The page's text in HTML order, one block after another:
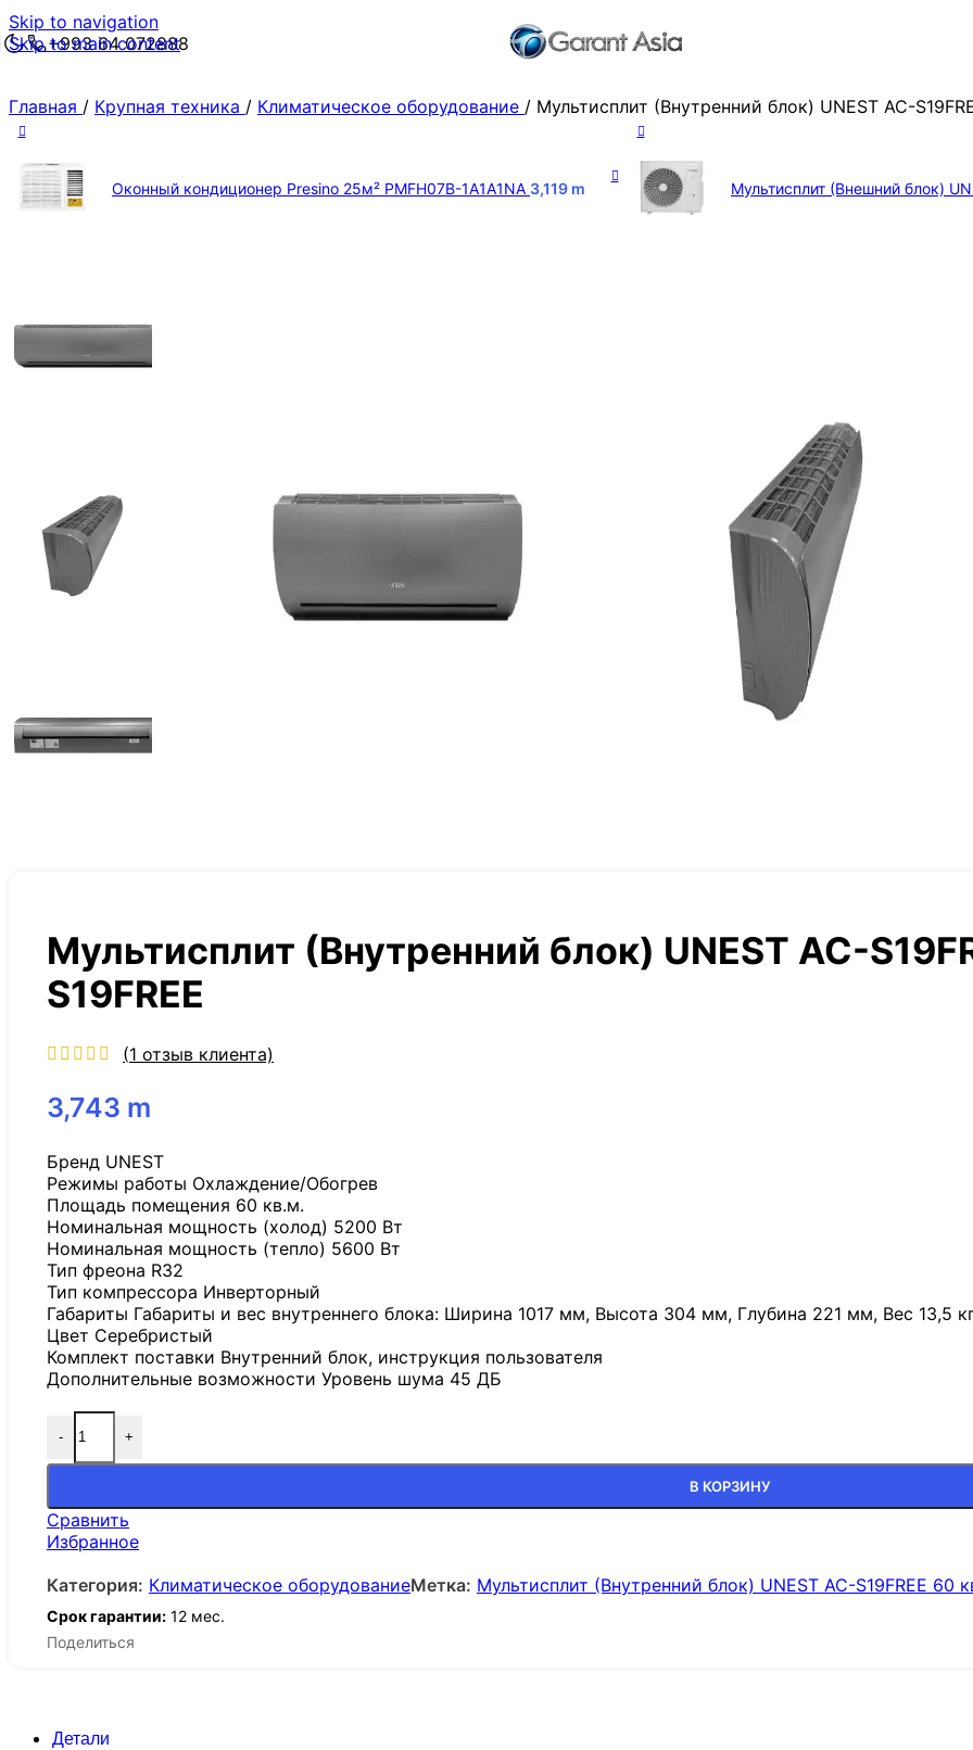
Skip to navigation
Skip to main content
+993 64 072888
Главная / Крупная техника / Климатическое оборудование / Мультисплит (Внутренний блок) UNEST AC-
Оконный кондиционер Presino 25м² PMFH07B-1A1A1NA 3,119 m Мультисплит (Внешний блок)
Мультисплит (Внутренний блок) UNEST AC-
S19FREE
(1 отзыв клиента)
3,743 m
Бренд UNEST
Режимы работы Охлаждение/Обогрев
Площадь помещения 60 кв.м.
Номинальная мощность (холод) 5200 Вт
Номинальная мощность (тепло) 5600 Вт
Тип фреона R32
Тип компрессора Инверторный
Габариты Габариты и вес внутреннего блока: Ширина 1017 мм, Высота 304 мм, Глубина 221 мм, Вес 13,5
Цвет Серебристый
Комплект поставки Внутренний блок, инструкция пользователя
Дополнительные возможности Уровень шума 45 ДБ
- +
В КОРЗИНУ
Сравнить
Избранное
Категория: Климатическое оборудованиеМетка: Мультисплит (Внутренний блок) UNEST AC-S19FREE 60
Срок гарантии: 12 мес.
Поделиться
Детали